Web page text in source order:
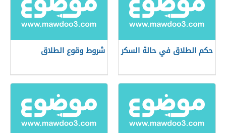
حكم الطلاق في حالة السكر شروط وقوع الطلاق